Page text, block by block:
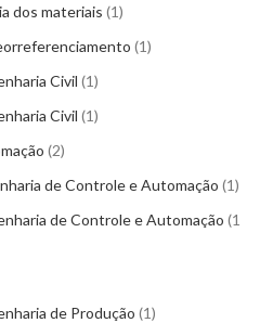
dos materiais 1
1
Civil 1
Civil 1
2
de Controle e Automação 1
de Controle e Automação 1
de Produção 1